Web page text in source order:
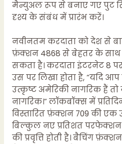
मैन्युअल रूप से बनाए गए पुट
दृश्य के संबंध में प्रारंभ करें।
नवीनतम करदाता को देश से
फ़ंक्शन 4868 से बेहतर के साथ
सकता है। करदाता इंटरनेट
उस पर लिखा होता है, “यदि
उत्कृष्ट अमेरिकी नागरिक हैं
नागरिक।” लॉकबॉक्स में
विस्तारित फ़ंक्शन 709 की एक
बिल्कुल नए प्रतिशत परफेक्शन
की प्रवृत्ति होती है। बैचिंग